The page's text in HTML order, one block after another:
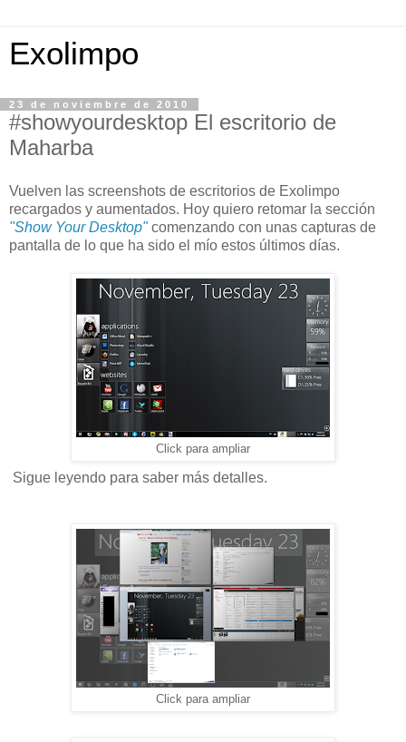
Exolimpo
23 de noviembre de 2010
#showyourdesktop El escritorio de
Maharba
Vuelven las screenshots de escritorios de Exolimpo
recargados y aumentados. Hoy quiero retomar la sección
"Show Your Desktop"comenzando con unas capturas de
pantalla de lo que ha sido el mío estos últimos días.
Click para ampliar
Sigue leyendo para saber más detalles.
Click para ampliar